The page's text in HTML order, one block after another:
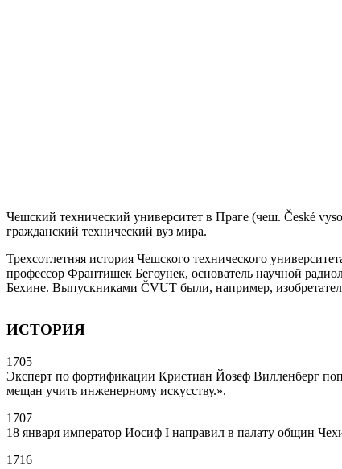
Чешский технический университет в Праге (чеш. České
гражданский технический вуз мира.
Трехсотлетняя история Чешского технического
профессор Франтишек Бегоунек, основатель научной
Бехине. Выпускниками ČVUT были, например,
ИСТОРИЯ
1705
Эксперт по фортификации Кристиан Йозеф Вилленберг
мещан учить инженерному искусству.».
1707
18 января император Иосиф I направил в палату общин
1716